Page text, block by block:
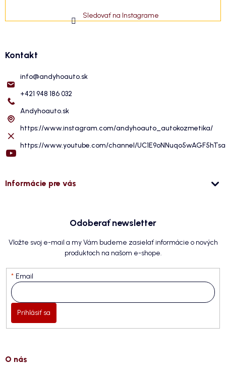
Sledovať na Instagrame
Kontakt
info@andyhoauto.sk
+421 948 186 032
Andyhoauto.sk
https://www.instagram.com/andyhoauto_autokozmetika/
https://www.youtube.com/channel/
Informácie pre vás
Odoberať newsletter
Vložte svoj e-mail a my Vám budeme zasielať informácie o nových
produktoch na našom e-shope.
Email
Prihlásiť sa
O nás